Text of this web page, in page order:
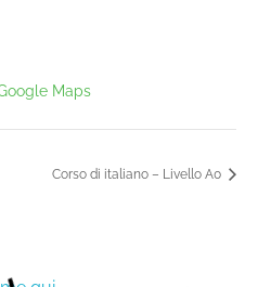
Maps
Corso di italiano – Livello A0